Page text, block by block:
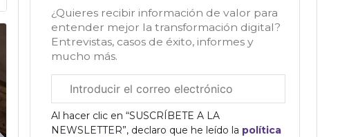
¿Quieres recibir información de valor para
entender mejor la transformación digital?
Entrevistas, casos de éxito, informes y
mucho más.
electrónico
corporativo
Al hacer clic en “SUSCRÍBETE A LA
NEWSLETTER”, declaro que he leído la política